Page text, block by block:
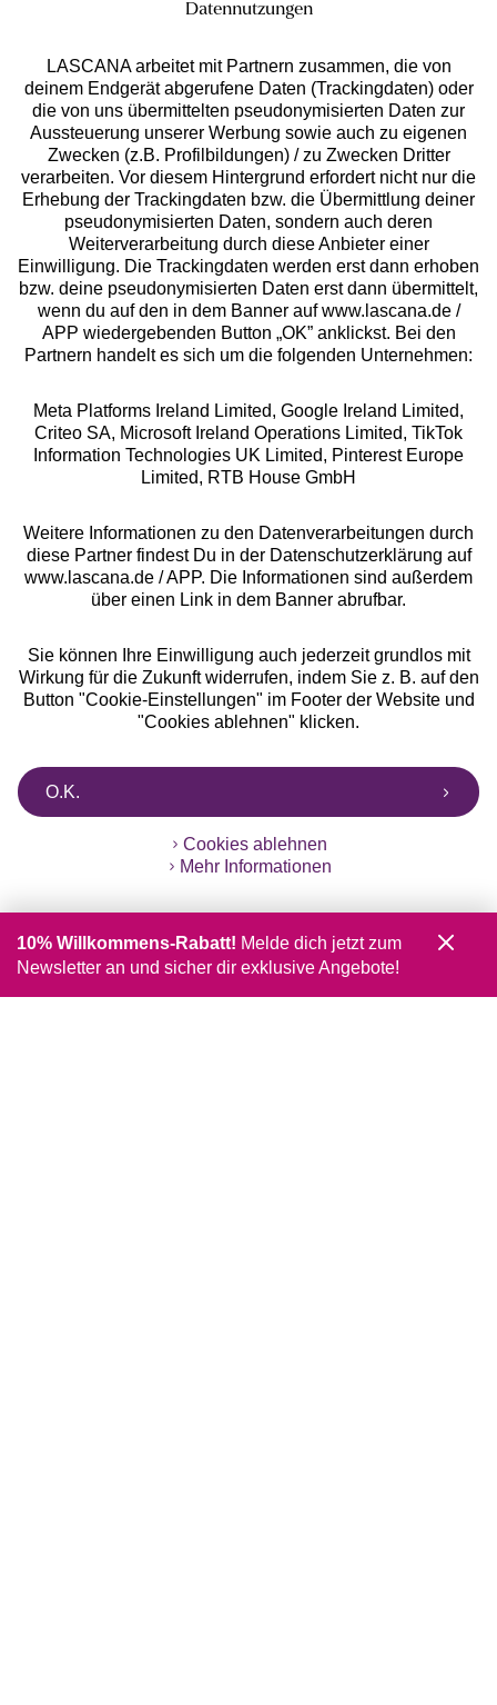
Services
Beratung
Über uns
Rechtliches
Alle Preise inkl. MwSt., zzgl.
Versandkosten
** Bonität vorausgesetzt, berechtigt zur Bonitätsprüfung
Datennutzungen
LASCANA arbeitet mit Partnern zusammen, die von
deinem Endgerät abgerufene Daten (Trackingdaten) oder
die von uns übermittelten pseudonymisierten Daten zur
Aussteuerung unserer Werbung sowie auch zu eigenen
Zwecken (z.B. Profilbildungen) / zu Zwecken Dritter
verarbeiten. Vor diesem Hintergrund erfordert nicht nur die
Erhebung der Trackingdaten bzw. die Übermittlung deiner
pseudonymisierten Daten, sondern auch deren
Weiterverarbeitung durch diese Anbieter einer
Einwilligung. Die Trackingdaten werden erst dann erhoben
bzw. deine pseudonymisierten Daten erst dann übermittelt,
wenn du auf den in dem Banner auf www.lascana.de /
APP wiedergebenden Button „OK” anklickst. Bei den
Partnern handelt es sich um die folgenden Unternehmen:
Meta Platforms Ireland Limited, Google Ireland Limited,
Criteo SA, Microsoft Ireland Operations Limited, TikTok
Information Technologies UK Limited, Pinterest Europe
Limited, RTB House GmbH
Weitere Informationen zu den Datenverarbeitungen durch
diese Partner findest Du in der Datenschutzerklärung auf
www.lascana.de / APP. Die Informationen sind außerdem
über einen Link in dem Banner abrufbar.
Sie können Ihre Einwilligung auch jederzeit grundlos mit
Wirkung für die Zukunft widerrufen, indem Sie z. B. auf den
Button "Cookie-Einstellungen" im Footer der Website und
"Cookies ablehnen" klicken.
O.K.
Cookies ablehnen
Mehr Informationen
10% Willkommens-Rabatt! Melde dich jetzt zum
Newsletter an und sicher dir exklusive Angebote!